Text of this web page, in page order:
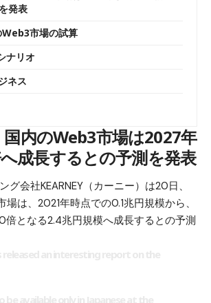
発表
Web3市場の試算
ナリオ
ネス
国内のWeb3市場は2027年
成長するとの予測を発表
グ会社KEARNEY（カーニー）は20日、
は、2021年時点での0.1兆円規模から、
となる2.4兆円規模へ成長するとの予測